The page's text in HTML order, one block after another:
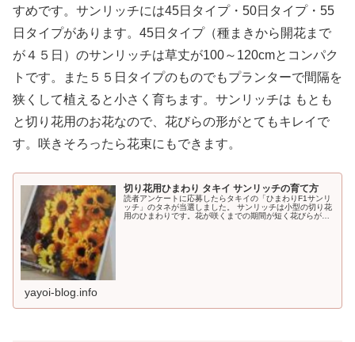
すめです。サンリッチには45日タイプ・50日タイプ・55
日タイプがあります。45日タイプ（種まきから開花まで
が４５日）のサンリッチは草丈が100～120cmとコンパク
トです。また５５日タイプのものでもプランターで間隔を
狭くして植えると小さく育ちます。サンリッチは もとも
と切り花用のお花なので、花びらの形がとてもキレイで
す。咲きそろったら花束にもできます。
切り花用ひまわり タキイ サンリッチの育て方
読者アンケートに応募したらタキイの「ひまわりF1サンリ
ッチ」のタネが当選しました。 サンリッチは小型の切り花
用のひまわりです。花が咲くまでの期間が短く花びらがと
yayoi-blog.info